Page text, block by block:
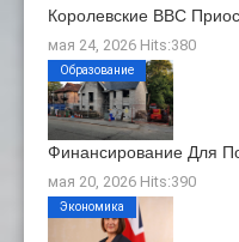
Королевские ВВС
мая 24, 2026 Hits:380
Финансирование Для
мая 20, 2026 Hits:390
Образование
Экономика